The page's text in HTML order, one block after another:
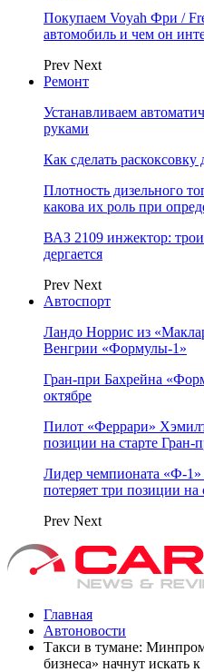
Покупаем Voyah Фри /
автомобиль и чем он
Prev Next
Ремонт
Устанавливаем
руками
Как сделать раскоксовку
Плотность дизельного
какова их роль при
ВАЗ 2109 инжектор:
дергается
Prev Next
Автоспорт
Ландо Норрис из
Венгрии «Формулы‑1»
Гран‑при Бахрейна
октябре
Пилот «Феррари»
позиции на старте
Лидер чемпионата
потеряет три позиции
Prev Next
Главная
Автоновости
Такси в тумане:
бизнеса» начнут искать